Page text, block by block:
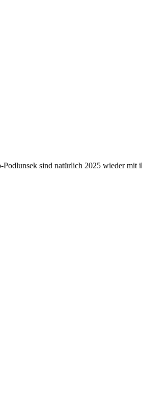
sind natürlich 2025 wieder mit